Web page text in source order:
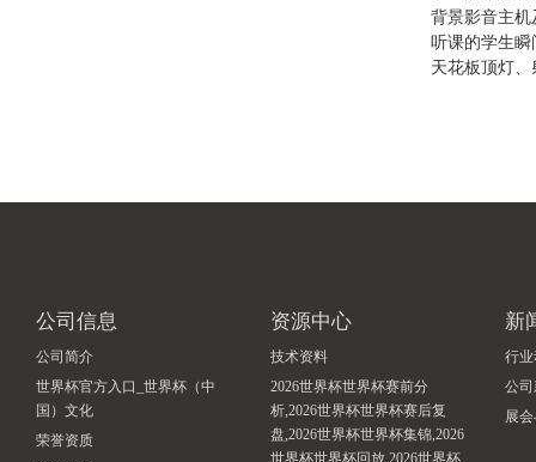
背景影音主
听课的学生
天花板顶灯
公司信息
公司简介
世界杯官方入口_世界杯（中
国）文化
荣誉资质
资源中心
技术资料
2026世界杯世界杯赛前分
析,2026世界杯世界杯赛后复
盘,2026世界杯世界杯集锦,2026
世界杯世界杯回放,2026世界杯
新
行
公
展